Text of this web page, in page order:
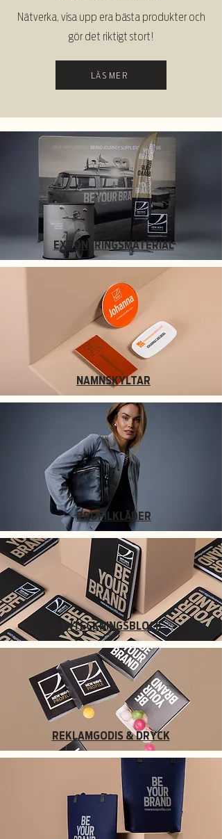
Nätverka, visa upp era bästa produkter och
gör det riktigt stort!
LÄS MER
EXPONERINGSMATERIAL
NAMNSKYLTAR
PROFILKLÄDER
ANTECKNINGSBLOCK
REKLAMGODIS & DRYCK